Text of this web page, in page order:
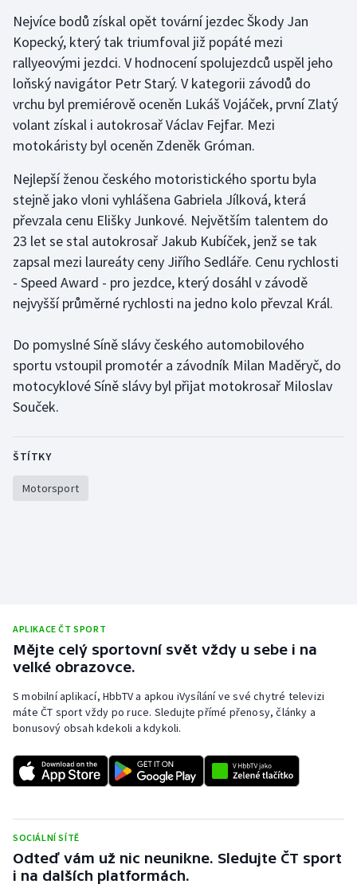
Gymnastika
Házená
Jezdectví
Judo
Krasobruslení
Lezení
Lyže a snowboard
Moderní pětiboj
Motorsport
Olympijské hry
Plavání
Plážový volejbal
Short track
Sportovní střelba
Stolní tenis
Triatlon
Vodní slalom
Volejbal
Nejvíce bodů získal opět tovární jezdec Škody Jan
Kopecký, který tak triumfoval již popáté mezi
rallyeovými jezdci. V hodnocení spolujezdců uspěl jeho
loňský navigátor Petr Starý. V kategorii závodů do
vrchu byl premiérově oceněn Lukáš Vojáček, první Zlatý
volant získal i autokrosař Václav Fejfar. Mezi
motokáristy byl oceněn Zdeněk Gróman.
Nejlepší ženou českého motoristického sportu byla
stejně jako vloni vyhlášena Gabriela Jílková, která
převzala cenu Elišky Junkové. Největším talentem do
23 let se stal autokrosař Jakub Kubíček, jenž se tak
zapsal mezi laureáty ceny Jiřího Sedláře. Cenu rychlosti
- Speed Award - pro jezdce, který dosáhl v závodě
nejvyšší průměrné rychlosti na jedno kolo převzal Král.
Do pomyslné Síně slávy českého automobilového
sportu vstoupil promotér a závodník Milan Maděryč, do
motocyklové Síně slávy byl přijat motokrosař Miloslav
Souček.
ŠTÍTKY
Motorsport
APLIKACE ČT SPORT
Mějte celý sportovní svět vždy u sebe i na
velké obrazovce.
S mobilní aplikací, HbbTV a apkou iVysílání ve své chytré televizi
máte ČT sport vždy po ruce. Sledujte přímé přenosy, články a
bonusový obsah kdekoli a kdykoli.
SOCIÁLNÍ SÍTĚ
Odteď vám už nic neunikne. Sledujte ČT sport
i na dalších platformách.